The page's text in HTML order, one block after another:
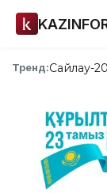
Тренд:Сайлау-